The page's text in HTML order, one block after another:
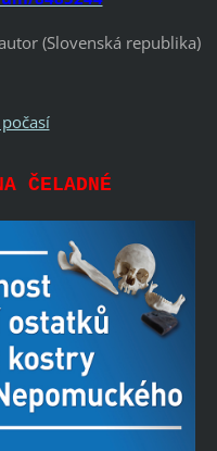
(Slovenská republika)
ČELADNÉ